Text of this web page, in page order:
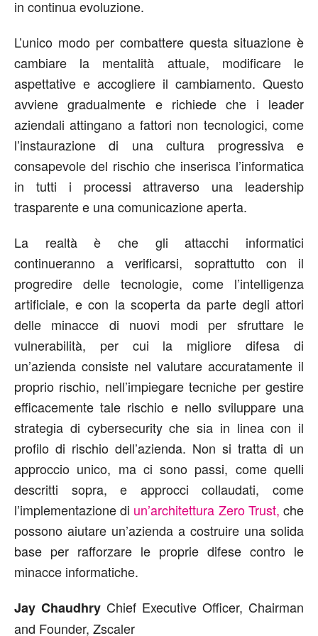
in continua evoluzione.
L’unico modo per combattere questa situazione è
cambiare la mentalità attuale, modificare le
aspettative e accogliere il cambiamento. Questo
avviene gradualmente e richiede che i leader
aziendali attingano a fattori non tecnologici, come
l’instaurazione di una cultura progressiva e
consapevole del rischio che inserisca l’informatica
in tutti i processi attraverso una leadership
trasparente e una comunicazione aperta.
La realtà è che gli attacchi informatici
continueranno a verificarsi, soprattutto con il
progredire delle tecnologie, come l’intelligenza
artificiale, e con la scoperta da parte degli attori
delle minacce di nuovi modi per sfruttare le
vulnerabilità, per cui la migliore difesa di
un’azienda consiste nel valutare accuratamente il
proprio rischio, nell’impiegare tecniche per gestire
efficacemente tale rischio e nello sviluppare una
strategia di cybersecurity che sia in linea con il
profilo di rischio dell’azienda. Non si tratta di un
approccio unico, ma ci sono passi, come quelli
descritti sopra, e approcci collaudati, come
l’implementazione di un’architettura Zero Trust, che
possono aiutare un’azienda a costruire una solida
base per rafforzare le proprie difese contro le
minacce informatiche.
Jay Chaudhry Chief Executive Officer, Chairman
and Founder, Zscaler